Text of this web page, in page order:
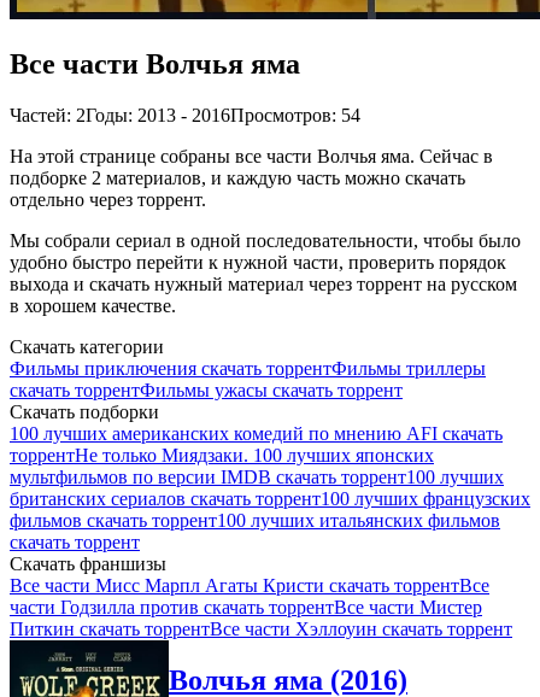
Все части Волчья яма
Частей: 2Годы: 2013 - 2016Просмотров: 54
На этой странице собраны все части Волчья яма. Сейчас в
подборке 2 материалов, и каждую часть можно скачать
отдельно через торрент.
Мы собрали сериал в одной последовательности, чтобы было
удобно быстро перейти к нужной части, проверить порядок
выхода и скачать нужный материал через торрент на русском
в хорошем качестве.
Скачать категории
Фильмы приключения скачать торрентФильмы триллеры
скачать торрентФильмы ужасы скачать торрент
Скачать подборки
100 лучших американских комедий по мнению AFI скачать
торрентНе только Миядзаки. 100 лучших японских
мультфильмов по версии IMDB скачать торрент100 лучших
британских сериалов скачать торрент100 лучших французских
фильмов скачать торрент100 лучших итальянских фильмов
скачать торрент
Скачать франшизы
Все части Мисс Марпл Агаты Кристи скачать торрентВсе
части Годзилла против скачать торрентВсе части Мистер
Питкин скачать торрентВсе части Хэллоуин скачать торрент
Волчья яма (2016)